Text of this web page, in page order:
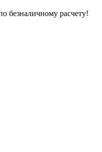
безналичному расчету!